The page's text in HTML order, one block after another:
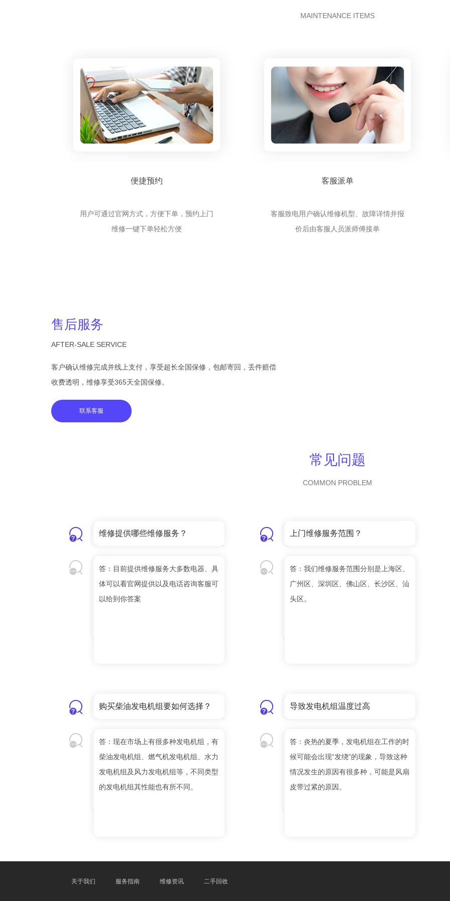
MAINTENANCE ITEMS
便捷预约
用户可通过官网方式，方便下单，预约上门
维修一键下单轻松方便
客服派单
客服致电用户确认维修机型、故障详情并报
价后由客服人员派师傅接单
售后服务
AFTER-SALE SERVICE
客户确认维修完成并线上支付，享受超长全国保修，包邮寄回，丢件赔偿
收费透明，维修享受365天全国保修。
联系客服
常见问题
COMMON PROBLEM
维修提供哪些维修服务？
答：目前提供维修服务大多数电器、具
体可以看官网提供以及电话咨询客服可
以给到你答案
上门维修服务范围？
答：我们维修服务范围分别是上海区、
广州区、深圳区、佛山区、长沙区、汕
头区。
购买柴油发电机组要如何选择？
答：现在市场上有很多种发电机组，有
柴油发电机组、燃气机发电机组、水力
发电机组及风力发电机组等，不同类型
的发电机组其性能也有所不同。
导致发电机组温度过高
答：炎热的夏季，发电机组在工作的时
候可能会出现“发绕”的现象，导致这种
情况发生的原因有很多种，可能是风扇
皮带过紧的原因。
关于我们 服务指南 维修资讯 二手回收